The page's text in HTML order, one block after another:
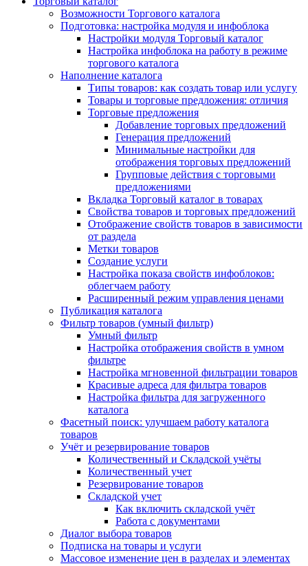
Возможности Торгового каталога
Подготовка: настройка модуля и инфоблока
Настройки модуля Торговый каталог
Настройка инфоблока на работу в режиме
торгового каталога
Наполнение каталога
Типы товаров: как создать товар или услугу
Товары и торговые предложения: отличия
Торговые предложения
Добавление торговых предложений
Генерация предложений
Минимальные настройки для
отображения торговых предложений
Групповые действия с торговыми
предложениями
Вкладка Торговый каталог в товарах
Свойства товаров и торговых предложений
Отображение свойств товаров в зависимости
от раздела
Метки товаров
Создание услуги
Настройка показа свойств инфоблоков:
облегчаем работу
Расширенный режим управления ценами
Публикация каталога
Фильтр товаров (умный фильтр)
Умный фильтр
Настройка отображения свойств в умном
фильтре
Настройка мгновенной фильтрации товаров
Красивые адреса для фильтра товаров
Настройка фильтра для загруженного
каталога
Фасетный поиск: улучшаем работу каталога
товаров
Учёт и резервирование товаров
Количественный и Складской учёты
Количественный учет
Резервирование товаров
Складской учет
Как включить складской учёт
Работа с документами
Диалог выбора товаров
Подписка на товары и услуги
Массовое изменение цен в разделах и элементах